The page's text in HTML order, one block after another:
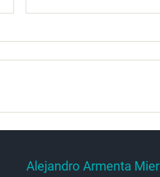
Alejandro Armenta Mier